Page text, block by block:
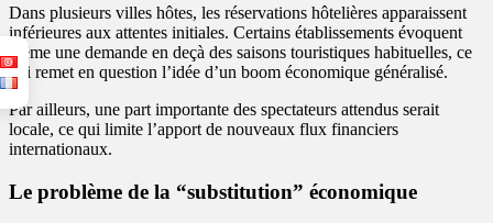
Dans plusieurs villes hôtes, les réservations hôtelières apparaissent
inférieures aux attentes initiales. Certains établissements évoquent
même une demande en deçà des saisons touristiques habituelles, ce
qui remet en question l’idée d’un boom économique généralisé.
Par ailleurs, une part importante des spectateurs attendus serait
locale, ce qui limite l’apport de nouveaux flux financiers
internationaux.
Le problème de la “substitution” économique